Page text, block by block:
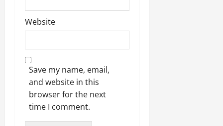
Website
Save my name, email,
and website in this
browser for the next
time I comment.